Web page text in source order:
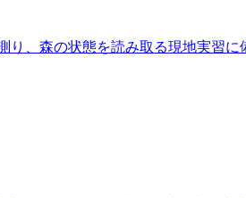
、森の状態を読み取る現地実習